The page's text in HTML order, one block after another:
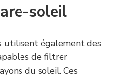
soleil
utilisent également des
de filtrer
du soleil. Ces